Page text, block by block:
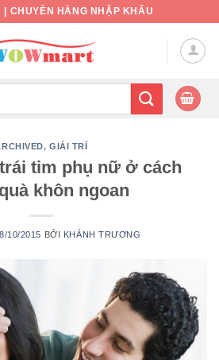
| CHUYÊN HÀNG NHẬP KHẨU
,GIẢI TRÍ
tim phụ nữ ở cách
khôn ngoan
10/2015 BỞI KHÁNH TRƯƠNG